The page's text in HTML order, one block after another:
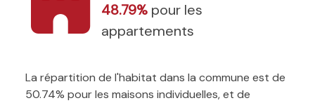
48.79% pour les
appartements
La répartition de l'habitat dans la commune est de
50.74% pour les maisons individuelles, et de